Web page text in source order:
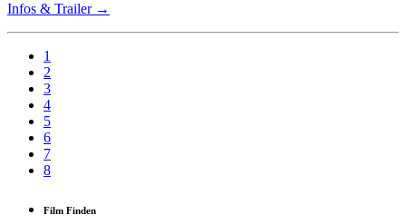
Infos & Trailer →
1
2
3
4
5
6
7
8
Film Finden